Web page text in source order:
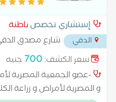
إستشاري تخصصباطنة
الدقي شارع مصدق
سعر الكشف:700 جنيه
-عضو الجمعية المصرية
و المصرية لأمراض و زراعة